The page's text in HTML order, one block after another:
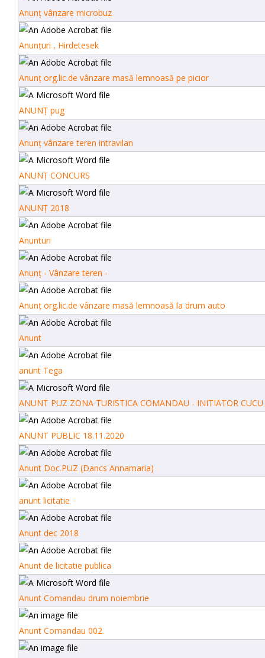
Anunţ vânzare microbuz
Anunţuri , Hirdetesek
Anunţ org.lic.de vânzare masă lemnoasă pe picior
ANUNŢ pug
Anunţ vânzare teren intravilan
ANUNŢ CONCURS
ANUNŢ 2018
Anunturi
Anunţ - Vânzare teren -
Anunţ org.lic.de vânzare masă lemnoasă la drum auto
Anunt
anunt Tega
ANUNT PUZ ZONA TURISTICA COMANDAU - INITIATOR CUCU
ANUNT PUBLIC 18.11.2020
Anunt Doc.PUZ (Dancs Annamaria)
anunt licitatie
Anunt dec 2018
Anunt de licitatie publica
Anunt Comandau drum noiembrie
Anunt Comandau 002